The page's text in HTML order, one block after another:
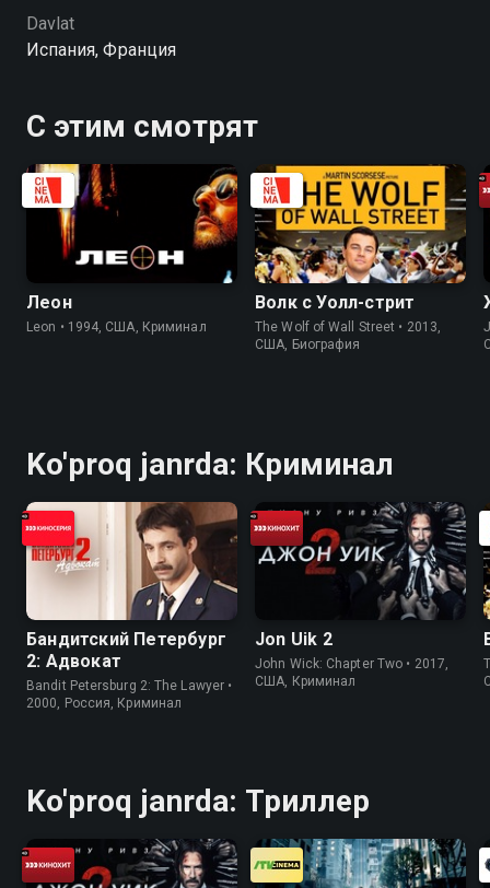
Davlat
Испания, Франция
С этим смотрят
Леон
Leon • 1994, США, Криминал
Волк с Уолл-стрит
The Wolf of Wall Street • 2013,
США, Биография
Ko'proq janrda: Криминал
Бандитский Петербург
2: Адвокат
Bandit Petersburg 2: The Lawyer •
2000, Россия, Криминал
Jon Uik 2
John Wick: Chapter Two • 2017,
США, Криминал
Ko'proq janrda: Триллер